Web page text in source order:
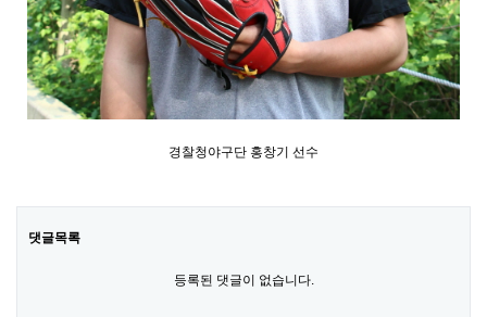
경찰청야구단 홍창기 선수
댓글목록
등록된 댓글이 없습니다.